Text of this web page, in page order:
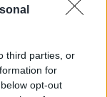
third parties, or
for
opt-out